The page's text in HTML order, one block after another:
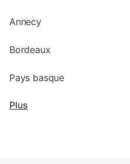
Annecy
Bordeaux
Pays basque
Plus